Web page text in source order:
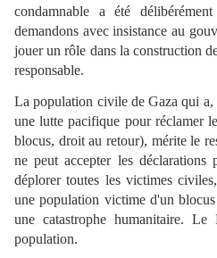
condamnable a été
demandons avec insistance au
jouer un rôle dans la construction
responsable.
La population civile de Gaza qui a,
une lutte pacifique pour réclamer
blocus, droit au retour), mérite le
ne peut accepter les déclarations
déplorer toutes les victimes
une population victime d'un
une catastrophe humanitaire.
population.